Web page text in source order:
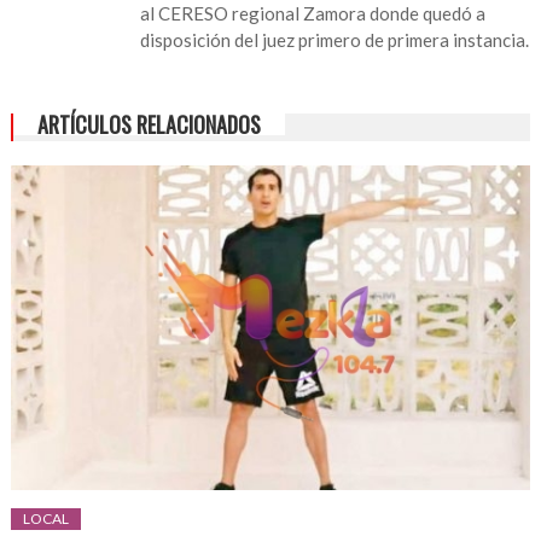
al CERESO regional Zamora donde quedó a
disposición del juez primero de primera instancia.
ARTÍCULOS RELACIONADOS
LOCAL